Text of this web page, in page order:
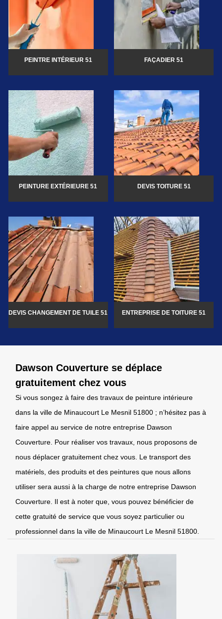
PEINTRE INTÉRIEUR 51 FAÇADIER 51
PEINTURE EXTÉRIEURE 51 DEVIS TOITURE 51
DEVIS CHANGEMENT DE TUILE 51 ENTREPRISE DE TOITURE 51
Dawson Couverture se déplace
gratuitement chez vous
Si vous songez à faire des travaux de peinture intérieure
dans la ville de Minaucourt Le Mesnil 51800 ; n’hésitez pas à
faire appel au service de notre entreprise Dawson
Couverture. Pour réaliser vos travaux, nous proposons de
nous déplacer gratuitement chez vous. Le transport des
matériels, des produits et des peintures que nous allons
utiliser sera aussi à la charge de notre entreprise Dawson
Couverture. Il est à noter que, vous pouvez bénéficier de
cette gratuité de service que vous soyez particulier ou
professionnel dans la ville de Minaucourt Le Mesnil 51800.